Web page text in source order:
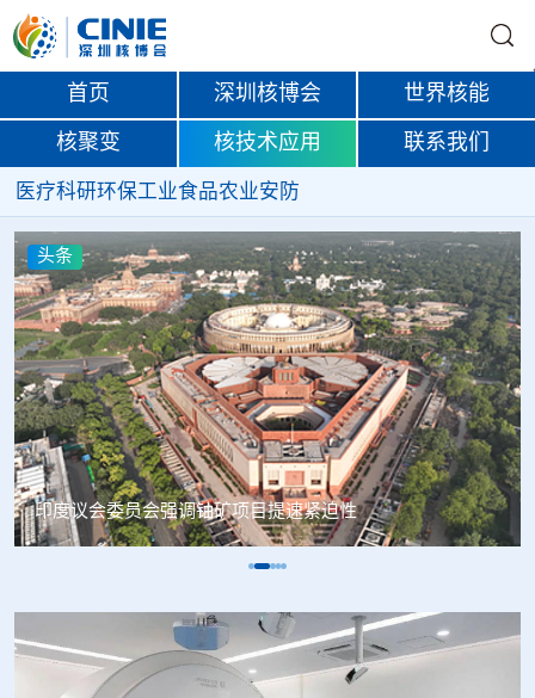
首页 深圳核博会 世界核能
核聚变 核技术应用 联系我们
医疗科研环保工业食品农业安防
头条
中核辐智正式设立 中国同辐持股90%打通核医疗全产业链